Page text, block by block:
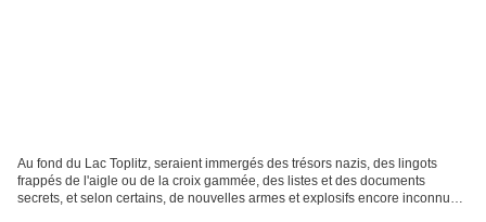
Au fond du Lac Toplitz, seraient immergés des trésors nazis, des lingots
frappés de l'aigle ou de la croix gammée, des listes et des documents
secrets, et selon certains, de nouvelles armes et explosifs encore inconnus